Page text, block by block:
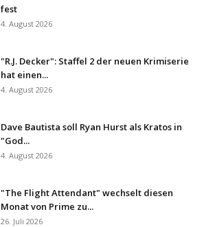
fest
4. August 2026
"R.J. Decker": Staffel 2 der neuen Krimiserie
hat einen...
4. August 2026
Dave Bautista soll Ryan Hurst als Kratos in
"God...
4. August 2026
"The Flight Attendant" wechselt diesen
Monat von Prime zu...
26. Juli 2026